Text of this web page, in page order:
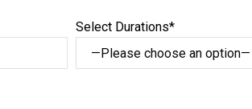
Select Durations*